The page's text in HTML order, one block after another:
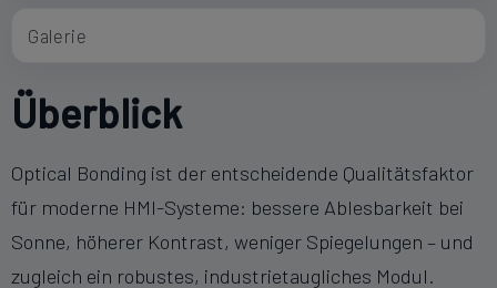
Galerie
Überblick
Optical Bonding ist der entscheidende Qualitätsfaktor
für moderne HMI-Systeme: bessere Ablesbarkeit bei
Sonne, höherer Kontrast, weniger Spiegelungen – und
zugleich ein robustes, industrietaugliches Modul.